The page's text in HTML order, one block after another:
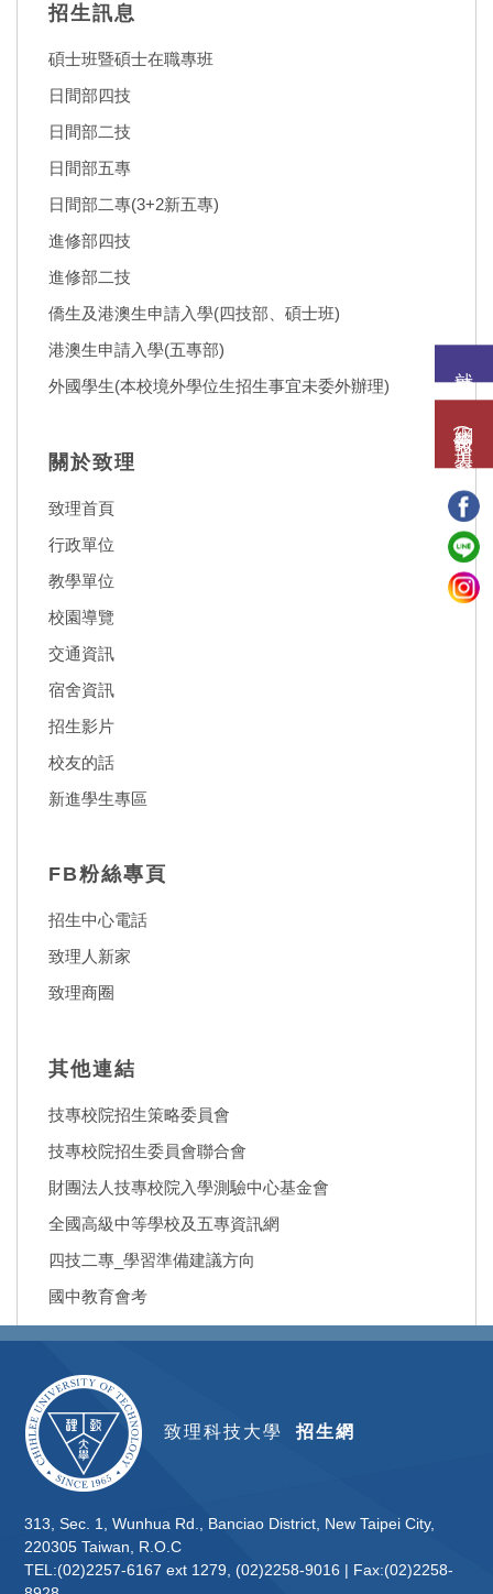
網路報名(填表)系統
招生訊息
碩士班暨碩士在職專班
日間部四技
日間部二技
日間部五專
日間部二專(3+2新五專)
進修部四技
進修部二技
僑生及港澳生申請入學(四技部、碩士班)
港澳生申請入學(五專部)
外國學生(本校境外學位生招生事宜未委外辦理)
關於致理
致理首頁
行政單位
教學單位
校園導覽
交通資訊
宿舍資訊
招生影片
校友的話
新進學生專區
FB粉絲專頁
招生中心電話
致理人新家
致理商圈
其他連結
技專校院招生策略委員會
技專校院招生委員會聯合會
財團法人技專校院入學測驗中心基金會
全國高級中等學校及五專資訊網
四技二專_學習準備建議方向
國中教育會考
致理科技大學招生網
313, Sec. 1, Wunhua Rd., Banciao District, New Taipei City,
220305 Taiwan, R.O.C
TEL:(02)2257-6167 ext 1279, (02)2258-9016 | Fax:(02)2258-